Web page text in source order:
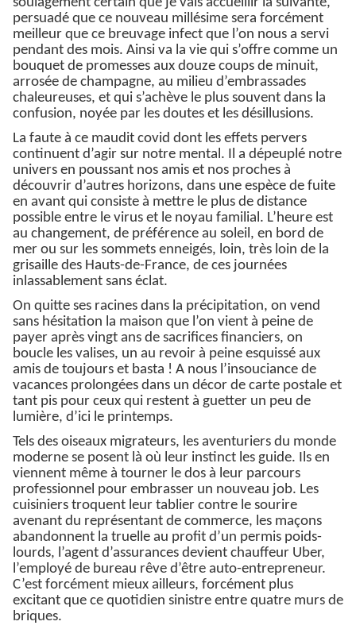
persuadé que ce nouveau millésime sera forcément
meilleur que ce breuvage infect que l’on nous a servi
pendant des mois. Ainsi va la vie qui s’offre comme un
bouquet de promesses aux douze coups de minuit,
arrosée de champagne, au milieu d’embrassades
chaleureuses, et qui s’achève le plus souvent dans la
confusion, noyée par les doutes et les désillusions.
La faute à ce maudit covid dont les effets pervers
continuent d’agir sur notre mental. Il a dépeuplé notre
univers en poussant nos amis et nos proches à
découvrir d’autres horizons, dans une espèce de fuite
en avant qui consiste à mettre le plus de distance
possible entre le virus et le noyau familial. L’heure est
au changement, de préférence au soleil, en bord de
mer ou sur les sommets enneigés, loin, très loin de la
grisaille des Hauts-de-France, de ces journées
inlassablement sans éclat.
On quitte ses racines dans la précipitation, on vend
sans hésitation la maison que l’on vient à peine de
payer après vingt ans de sacrifices financiers, on
boucle les valises, un au revoir à peine esquissé aux
amis de toujours et basta ! A nous l’insouciance de
vacances prolongées dans un décor de carte postale et
tant pis pour ceux qui restent à guetter un peu de
lumière, d’ici le printemps.
Tels des oiseaux migrateurs, les aventuriers du monde
moderne se posent là où leur instinct les guide. Ils en
viennent même à tourner le dos à leur parcours
professionnel pour embrasser un nouveau job. Les
cuisiniers troquent leur tablier contre le sourire
avenant du représentant de commerce, les maçons
abandonnent la truelle au profit d’un permis poids-
lourds, l’agent d’assurances devient chauffeur Uber,
l’employé de bureau rêve d’être auto-entrepreneur.
C’est forcément mieux ailleurs, forcément plus
excitant que ce quotidien sinistre entre quatre murs de
briques.